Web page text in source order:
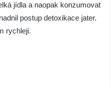
jídla a naopak konzumovat
postup detoxikace jater.
rychleji.